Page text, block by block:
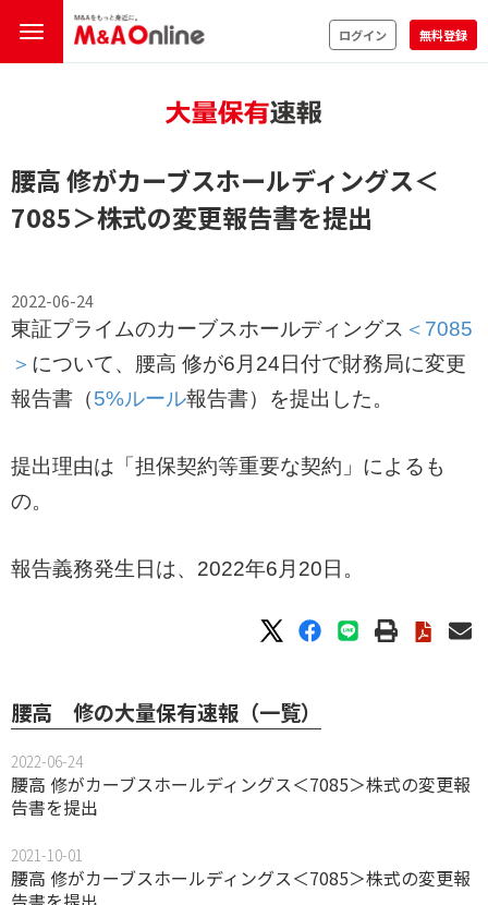
ログイン 無料登録
腰高 修がカーブスホールディングス＜
7085＞株式の変更報告書を提出
2022-06-24
東証プライムのカーブスホールディングス ＜7085
＞ について、腰高 修が6月24日付で財務局に変更
報告書（5%ルール報告書）を提出した。
提出理由は「担保契約等重要な契約」によるも
の。
報告義務発生日は、2022年6月20日。
腰高 修の大量保有速報（一覧）
2022-06-24
腰高 修がカーブスホールディングス＜7085＞株式の変更報
告書を提出
2021-10-01
腰高 修がカーブスホールディングス＜7085＞株式の変更報